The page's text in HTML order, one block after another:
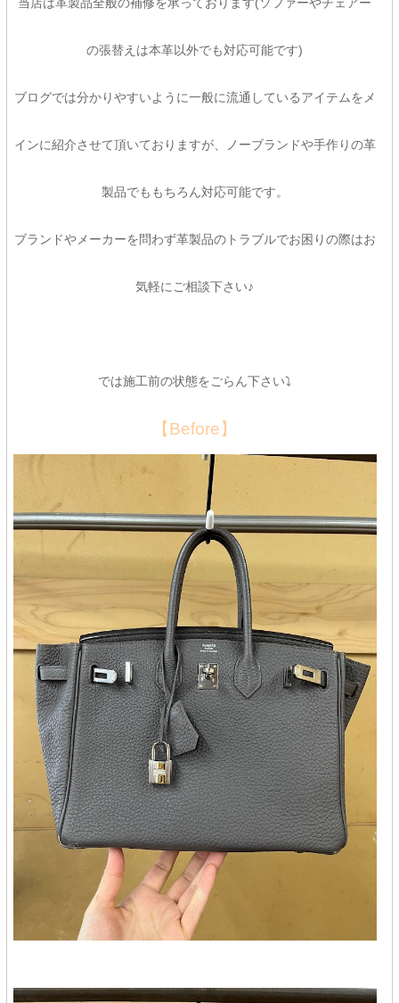
の張替えは本革以外でも対応可能です)
ブログでは分かりやすいように一般に流通しているアイテムをメ
インに紹介させて頂いておりますが、ノーブランドや手作りの革
製品でももちろん対応可能です。
ブランドやメーカーを問わず革製品のトラブルでお困りの際はお
気軽にご相談下さい♪
では施工前の状態をごらん下さい⤵
【Before】